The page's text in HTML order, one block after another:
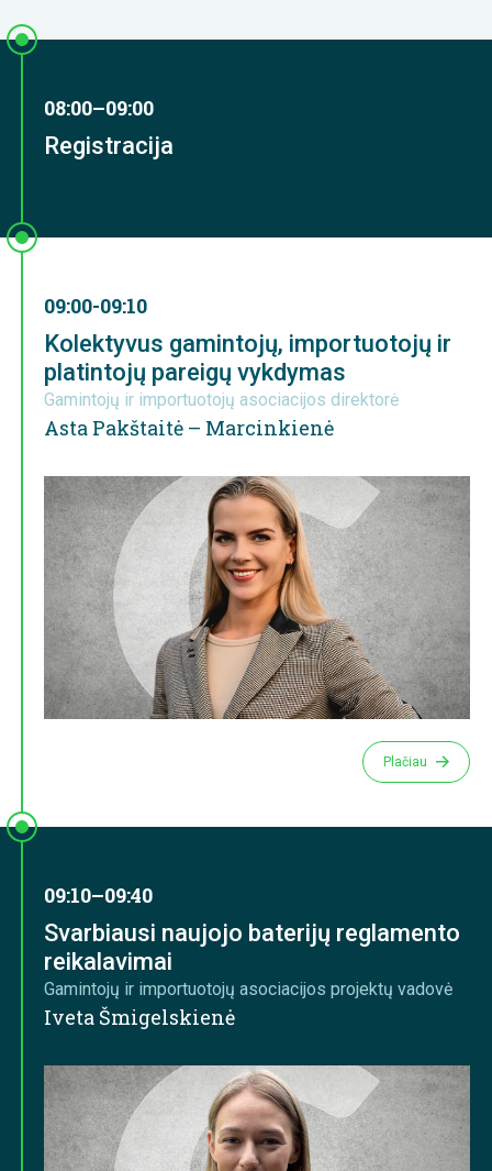
08:00–09:00
Registracija
09:00-09:10
Kolektyvus gamintojų, importuotojų ir
platintojų pareigų vykdymas
Gamintojų ir importuotojų asociacijos direktorė
Asta Pakštaitė – Marcinkienė
Plačiau
09:10–09:40
Svarbiausi naujojo baterijų reglamento
reikalavimai
Gamintojų ir importuotojų asociacijos projektų vadovė
Iveta Šmigelskienė